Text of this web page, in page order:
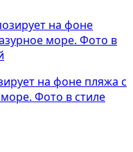
на фоне пляжа с
Фото в стиле